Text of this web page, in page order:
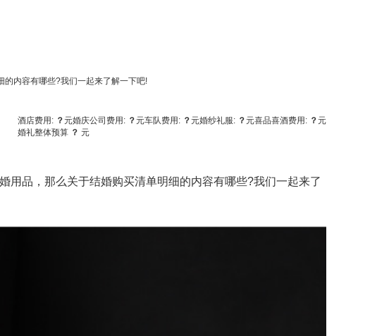
的内容有哪些?我们一起来了解一下吧!
酒店费用: ？元婚庆公司费用: ？元车队费用: ？元婚纱礼服: ？元喜品喜酒费用: ？元
婚礼整体预算 ？ 元
品，那么关于结婚购买清单明细的内容有哪些?我们一起来了